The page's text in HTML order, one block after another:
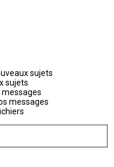
sujets
sujets
messages